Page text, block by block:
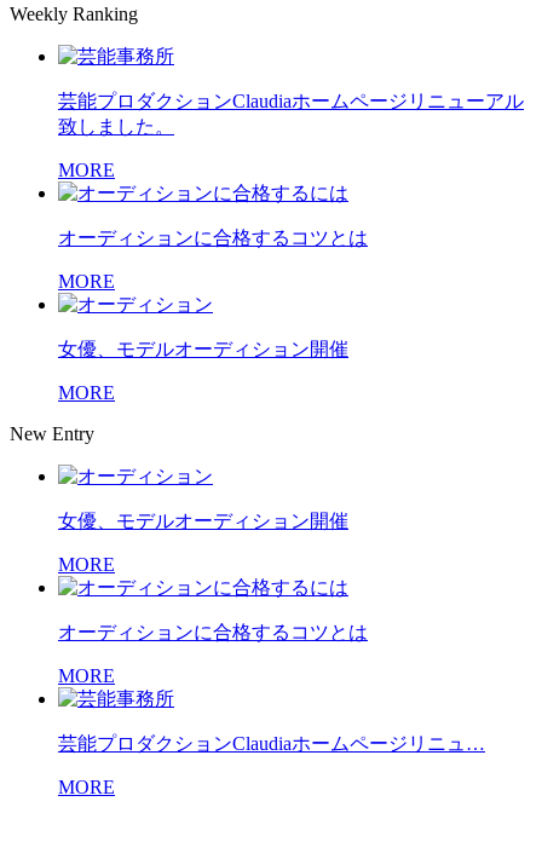
Weekly Ranking
芸能プロダクションClaudiaホームページリニューアル
致しました。
MORE
オーディションに合格するコツとは
MORE
女優、モデルオーディション開催
MORE
New Entry
女優、モデルオーディション開催
MORE
オーディションに合格するコツとは
MORE
芸能プロダクションClaudiaホームページリニュ…
MORE